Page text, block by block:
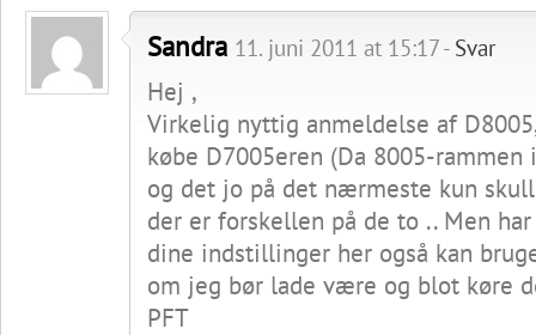
Sandra 11. juni 2011 at 15:17 - Svar
Hej ,
Virkelig nyttig anmeldelse af
købe D7005eren (Da 8005-rammen
og det jo på det nærmeste kun
der er forskellen på de to .. Men
dine indstillinger her også kan
om jeg bør lade være og blot køre
PFT